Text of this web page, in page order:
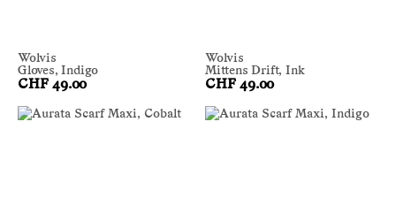
Wolvis
Gloves, Indigo
CHF 49.00
Wolvis
Mittens Drift, Ink
CHF 49.00